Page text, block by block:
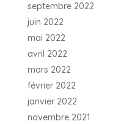
septembre 2022
juin 2022
mai 2022
avril 2022
mars 2022
février 2022
janvier 2022
novembre 2021